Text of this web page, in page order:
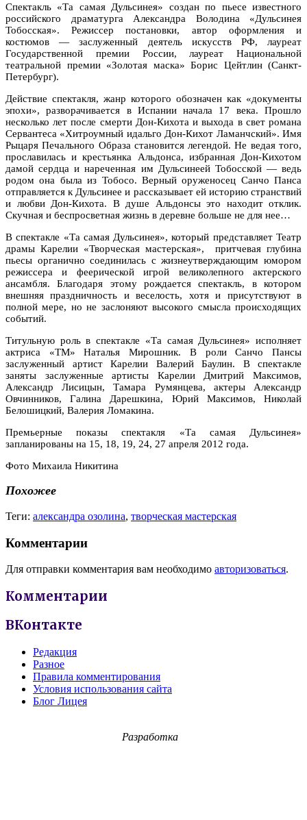
Спектакль «Та самая Дульсинея» создан по пьесе известного
российского драматурга Александра Володина «Дульсинея
Тобосская». Режиссер постановки, автор оформления и
костюмов — заслуженный деятель искусств РФ, лауреат
Государственной премии России, лауреат Национальной
театральной премии «Золотая маска» Борис Цейтлин (Санкт-
Петербург).
Действие спектакля, жанр которого обозначен как «документы
эпохи», разворачивается в Испании начала 17 века. Прошло
несколько лет после смерти Дон-Кихота и выхода в свет романа
Сервантеса «Хитроумный идальго Дон-Кихот Ламанчский». Имя
Рыцаря Печального Образа становится легендой. Не ведая того,
прославилась и крестьянка Альдонса, избранная Дон-Кихотом
дамой сердца и нареченная им Дульсинеей Тобосской — ведь
родом она была из Тобосо. Верный оруженосец Санчо Панса
отправляется к Дульсинее и рассказывает ей историю странствий
и любви Дон-Кихота. В душе Альдонсы это находит отклик.
Скучная и беспросветная жизнь в деревне больше не для нее…
В спектакле «Та самая Дульсинея», который представляет Театр
драмы Карелии «Творческая мастерская»,
притчевая глубина
пьесы органично соединилась с жизнеутверждающим юмором
режиссера и феерической игрой великолепного актерского
ансамбля. Благодаря этому рождается спектакль, в котором
внешняя праздничность и веселость, хотя и присутствуют в
полной мере, но не заслоняют высокого смысла происходящих
событий.
Титульную роль в спектакле «Та самая Дульсинея» исполняет
актриса «ТМ» Наталья Мирошник. В роли Санчо Пансы
заслуженный артист Карелии Валерий Баулин. В спектакле
заняты заслуженные артисты Карелии Дмитрий Максимов,
Александр Лисицын, Тамара Румянцева, актеры Александр
Овчинников, Галина Дарешкина, Юрий Максимов, Николай
Белошицкий, Валерия Ломакина.
Премьерные показы спектакля «Та самая Дульсинея»
запланированы на 15, 18, 19, 24, 27 апреля 2012 года.
Фото Михаила Никитина
Похожее
Теги: александра озолина, творческая мастерская
Комментарии
Для отправки комментария вам необходимо авторизоваться.
Комментарии
ВКонтакте
Редакция
Разное
Правила комментирования
Условия использования сайта
Блог Лицея
Разработка